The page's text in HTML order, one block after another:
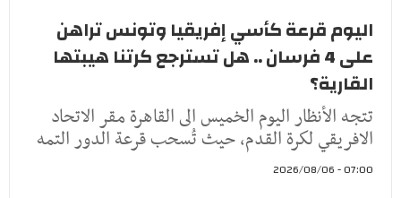
اليوم قرعة كأسي إفريقيا وتونس تراهن
على 4 فرسان .. هل تسترجع كرتنا هيبتها
القارية؟
تتجه الأنظار اليوم الخميس الى القاهرة مقر الاتحاد
الافريقي لكرة القدم، حيث تُسحب قرعة الدور التمه
07:00 - 2026/08/06